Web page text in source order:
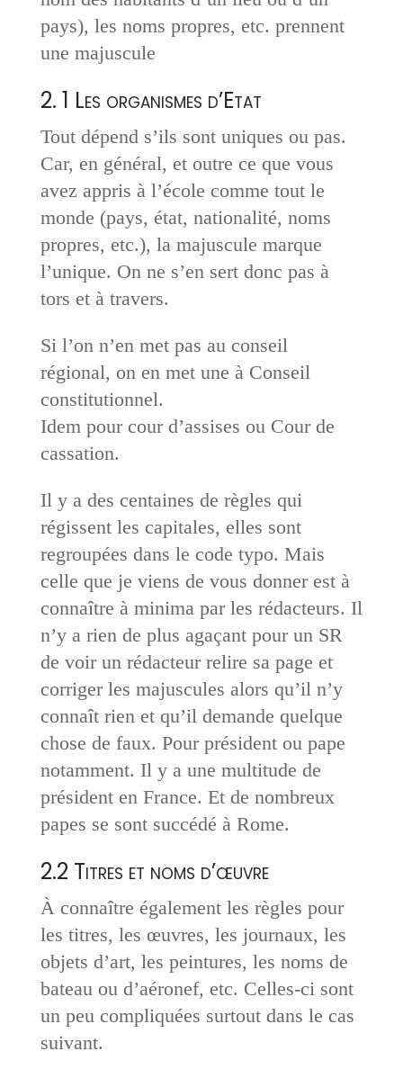
pays), les noms propres, etc. prennent
une majuscule
2. 1 Les organismes d’Etat
Tout dépend s’ils sont uniques ou pas.
Car, en général, et outre ce que vous
avez appris à l’école comme tout le
monde (pays, état, nationalité, noms
propres, etc.), la majuscule marque
l’unique. On ne s’en sert donc pas à
tors et à travers.
Si l’on n’en met pas au conseil
régional, on en met une à Conseil
constitutionnel.
Idem pour cour d’assises ou Cour de
cassation.
Il y a des centaines de règles qui
régissent les capitales, elles sont
regroupées dans le code typo. Mais
celle que je viens de vous donner est à
connaître à minima par les rédacteurs. Il
n’y a rien de plus agaçant pour un SR
de voir un rédacteur relire sa page et
corriger les majuscules alors qu’il n’y
connaît rien et qu’il demande quelque
chose de faux. Pour président ou pape
notamment. Il y a une multitude de
président en France. Et de nombreux
papes se sont succédé à Rome.
2.2 Titres et noms d’œuvre
À connaître également les règles pour
les titres, les œuvres, les journaux, les
objets d’art, les peintures, les noms de
bateau ou d’aéronef, etc. Celles-ci sont
un peu compliquées surtout dans le cas
suivant.